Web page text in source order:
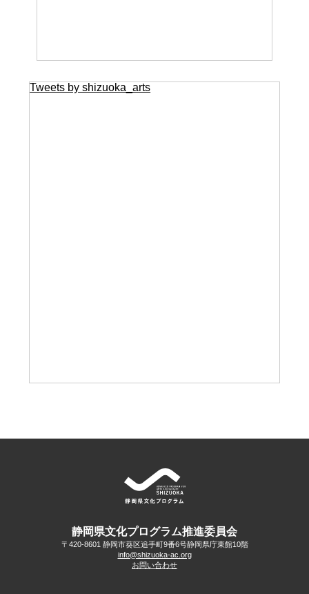
Tweets by shizuoka_arts
静岡県文化プログラム推進委員会
〒420-8601 静岡市葵区追手町9番6号静岡県庁東館10階
info@shizuoka-ac.org
お問い合わせ